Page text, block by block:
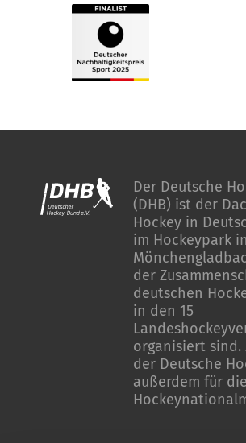
Der Deutsche
(DHB) ist der
Hockey in
im Hockeypark in
der
deutschen
in den 15
organisiert sind.
der Deutsche
außerdem für